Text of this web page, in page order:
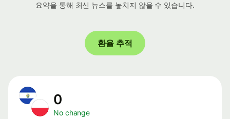
요약을 통해 최신 뉴스를 놓치지 않을 수 있습니다.
환율 추적
0
No change